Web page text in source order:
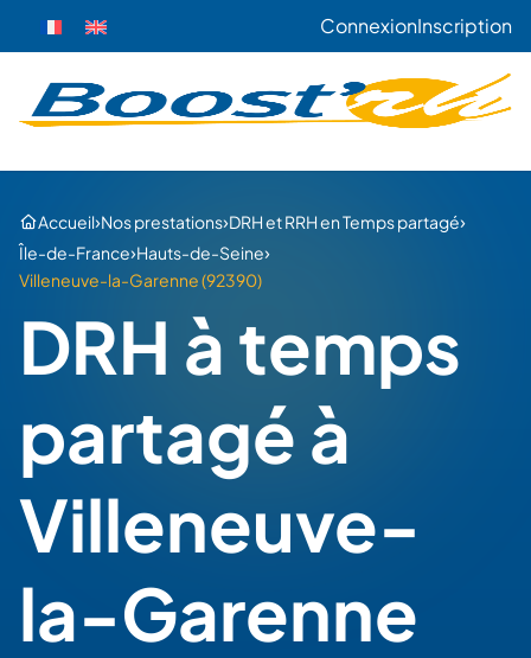
ConnexionInscription
Accueil›Nos prestations›DRH et RRH en Temps partagé›
Île-de-France›Hauts-de-Seine›
Villeneuve-la-Garenne (92390)
DRH à temps
partagé à
Villeneuve-
la-Garenne